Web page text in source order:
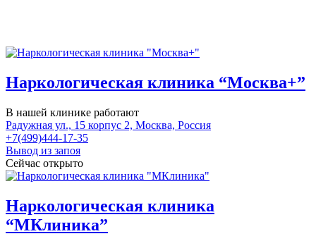
Наркологическая клиника “Москва+”
В нашей клинике работают
Радужная ул., 15 корпус 2, Москва, Россия
+7(499)444-17-35
Вывод из запоя
Сейчас открыто
Наркологическая клиника
“МКлиника”